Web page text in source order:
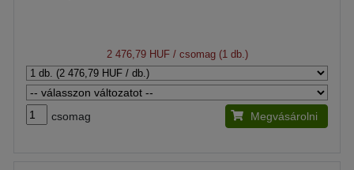
2 476,79 HUF/ csomag (1 db.)
csomag Megvásárolni